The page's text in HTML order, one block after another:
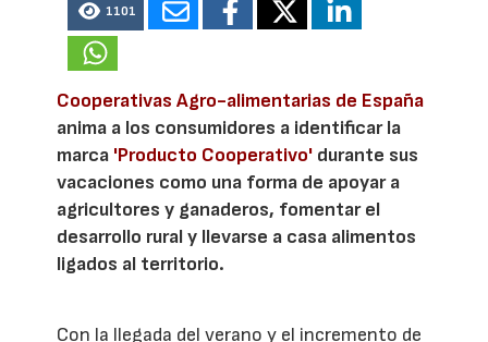
1101
Cooperativas Agro-alimentarias de España
anima a los consumidores a identificar la
marca 'Producto Cooperativo' durante sus
vacaciones como una forma de apoyar a
agricultores y ganaderos, fomentar el
desarrollo rural y llevarse a casa alimentos
ligados al territorio.
Con la llegada del verano y el incremento de